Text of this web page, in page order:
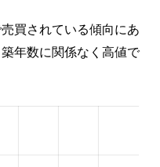
買されている傾向にあ
年数に関係なく高値で